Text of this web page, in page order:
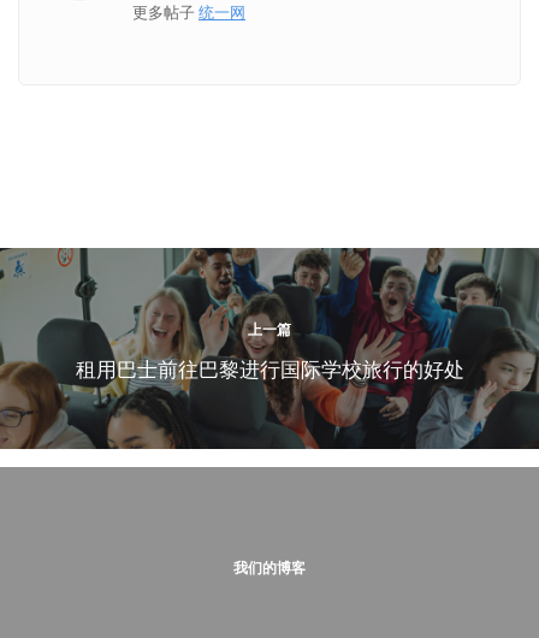
更多帖子统一网
上一篇
租用巴士前往巴黎进行国际学校旅行的好处
我们的博客